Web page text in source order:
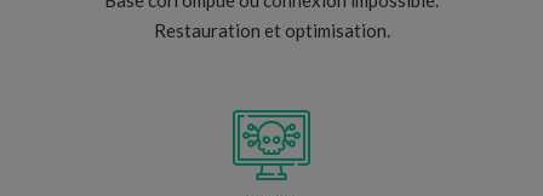
Restauration et optimisation.